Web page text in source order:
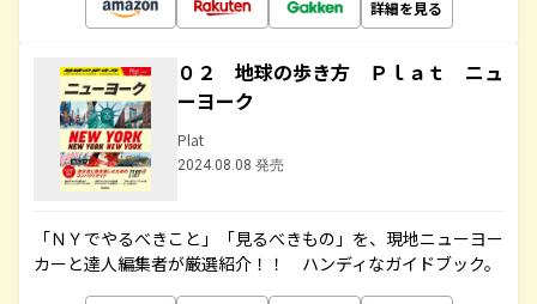
詳細を見る
０２ 地球の歩き方 Ｐｌａｔ ニュ
ーヨーク
Plat
2024.08.08 発売
「ＮＹでやるべきこと」「見るべきもの」を、現地ニューヨー
カーと達人編集者が厳選紹介！！ ハンディなガイドブック。